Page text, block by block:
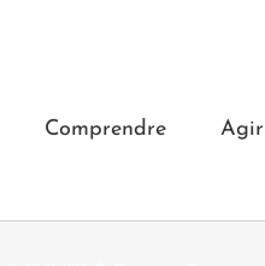
Comprendre Agir